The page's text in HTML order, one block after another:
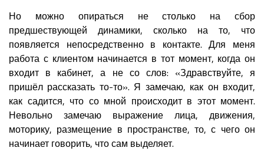
Но можно опираться не столько на сбор
предшествующей динамики, сколько на то, что
появляется непосредственно в контакте. Для меня
работа с клиентом начинается в тот момент, когда он
входит в кабинет, а не со слов: «Здравствуйте, я
пришёл рассказать то-то». Я замечаю, как он входит,
как садится, что со мной происходит в этот момент.
Невольно замечаю выражение лица, движения,
моторику, размещение в пространстве, то, с чего он
начинает говорить, что сам выделяет.